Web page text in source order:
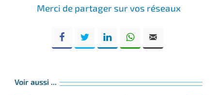
Merci de partager sur vos réseaux
Voir aussi ...